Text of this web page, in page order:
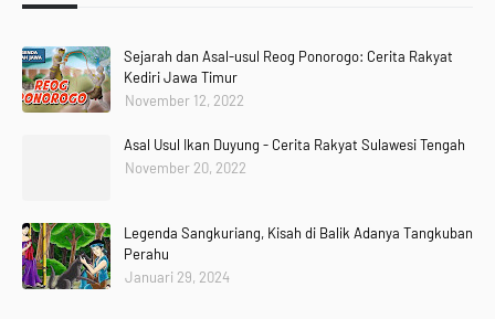
Sejarah dan Asal-usul Reog Ponorogo: Cerita Rakyat
Kediri Jawa Timur
November 12, 2022
Asal Usul Ikan Duyung - Cerita Rakyat Sulawesi Tengah
November 20, 2022
Legenda Sangkuriang, Kisah di Balik Adanya Tangkuban
Perahu
Januari 29, 2024